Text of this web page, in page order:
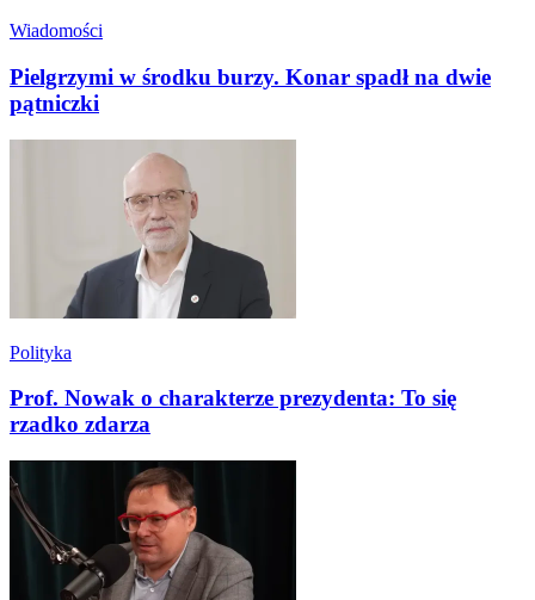
Wiadomości
Pielgrzymi w środku burzy. Konar spadł na dwie
pątniczki
Polityka
Prof. Nowak o charakterze prezydenta: To się
rzadko zdarza